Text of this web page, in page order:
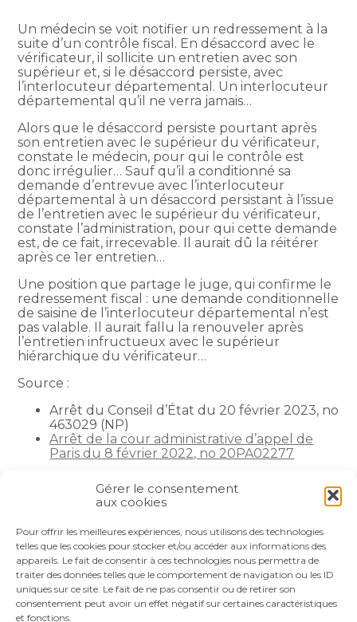
Gérer le consentement
aux cookies
Pour offrir les meilleures expériences, nous utilisons des technologies
telles que les cookies pour stocker et/ou accéder aux informations des
appareils. Le fait de consentir à ces technologies nous permettra de
traiter des données telles que le comportement de navigation ou les ID
uniques sur ce site. Le fait de ne pas consentir ou de retirer son
consentement peut avoir un effet négatif sur certaines caractéristiques
et fonctions.
Un médecin se voit notifier un redressement à la
suite d’un contrôle fiscal. En désaccord avec le
vérificateur, il sollicite un entretien avec son
supérieur et, si le désaccord persiste, avec
l’interlocuteur départemental. Un interlocuteur
départemental qu’il ne verra jamais…
Alors que le désaccord persiste pourtant après
son entretien avec le supérieur du vérificateur,
constate le médecin, pour qui le contrôle est
donc irrégulier… Sauf qu’il a conditionné sa
demande d’entrevue avec l’interlocuteur
départemental à un désaccord persistant à l’issue
de l’entretien avec le supérieur du vérificateur,
constate l’administration, pour qui cette demande
est, de ce fait, irrecevable. Il aurait dû la réitérer
après ce 1er entretien…
Une position que partage le juge, qui confirme le
redressement fiscal : une demande conditionnelle
de saisine de l’interlocuteur départemental n’est
pas valable. Il aurait fallu la renouveler après
l’entretien infructueux avec le supérieur
hiérarchique du vérificateur…
Source :
Arrêt du Conseil d’État du 20 février 2023, no
463029 (NP)
Arrêt de la cour administrative d’appel de
Paris du 8 février 2022, no 20PA02277
La petite histoire du jour
FaceBook
TwitterLinkedIn